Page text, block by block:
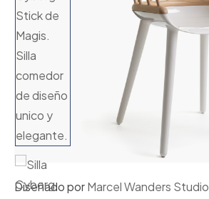
Diseñado porMarcel Wanders Studio